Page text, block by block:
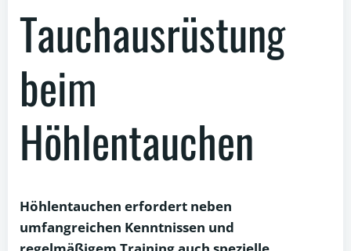
Tauchausrüstung
beim
Höhlentauchen
Höhlentauchen erfordert neben
umfangreichen Kenntnissen und